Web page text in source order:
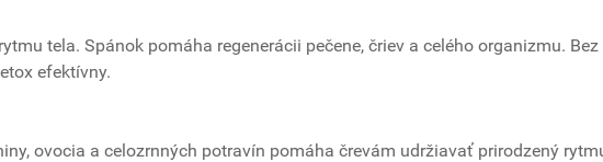
tela. Spánok pomáha regenerácii pečene, čriev a celého organizmu. Bez
efektívny.
ovocia a celozrnných potravín pomáha črevám udržiavať prirodzený